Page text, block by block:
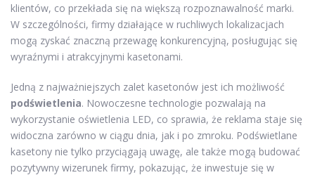
klientów, co przekłada się na większą rozpoznawalność marki.
W szczególności, firmy działające w ruchliwych lokalizacjach
mogą zyskać znaczną przewagę konkurencyjną, posługując się
wyraźnymi i atrakcyjnymi kasetonami.
Jedną z najważniejszych zalet kasetonów jest ich możliwość
podświetlenia. Nowoczesne technologie pozwalają na
wykorzystanie oświetlenia LED, co sprawia, że reklama staje się
widoczna zarówno w ciągu dnia, jak i po zmroku. Podświetlane
kasetony nie tylko przyciągają uwagę, ale także mogą budować
pozytywny wizerunek firmy, pokazując, że inwestuje się w